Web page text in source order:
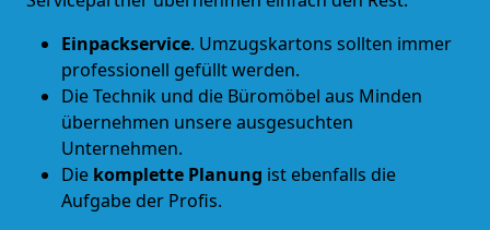
Einpackservice. Umzugskartons sollten immer
professionell gefüllt werden.
Die Technik und die Büromöbel aus Minden
übernehmen unsere ausgesuchten
Unternehmen.
Die komplette Planung ist ebenfalls die
Aufgabe der Profis.